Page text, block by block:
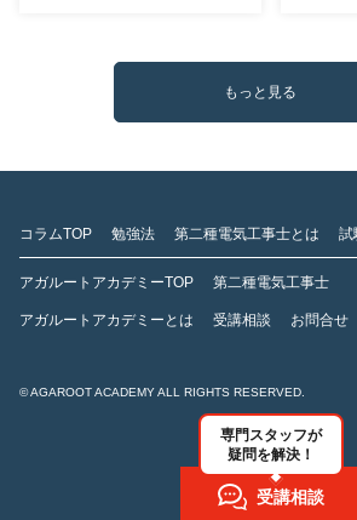
もっと見る
コラムTOP 勉強法 第二種電気工事士とは 試
アガルートアカデミーTOP 第二種電気工事士
アガルートアカデミーとは 受講相談 お問合せ
© AGAROOT ACADEMY ALL RIGHTS RESERVED.
専門スタッフが
疑問を解決！
受講相談